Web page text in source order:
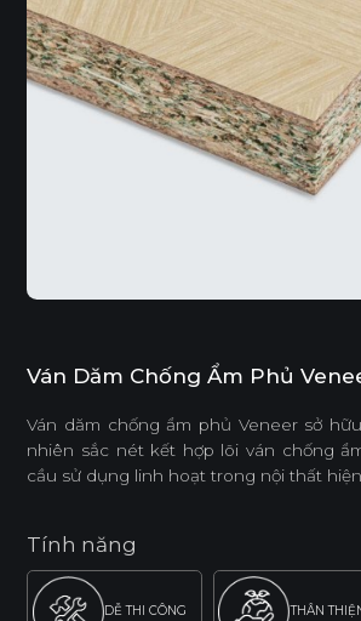
Ván Dăm Chống Ẩm Phủ
Ván dăm chống ẩm phủ Veneer sở
nhiên sắc nét kết hợp lõi ván chống
cầu sử dụng linh hoạt trong nội thất hiện
Tính năng
DỄ THI CÔNG THÂN